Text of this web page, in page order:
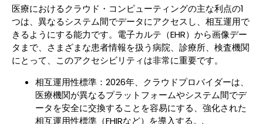
医療におけるクラウド・コンピューティングの主な利点の1
つは、異なるシステム間でデータにアクセスし、相互運用で
きるようにする能力です。電子カルテ（EHR）から画像デー
タまで、さまざまな患者情報を扱う病院、診療所、検査機関
にとって、このアクセシビリティは非常に重要です。
相互運用性標準：2026年、クラウドプロバイダーは、
医療機関が異なるプラットフォームやシステム間でデ
ータを安全に交換することを容易にする、強化された
相互運用性標準（FHIRなど）を導入する。.